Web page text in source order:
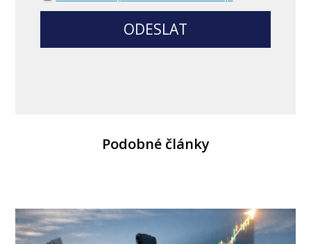
ODESLAT
Podobné články